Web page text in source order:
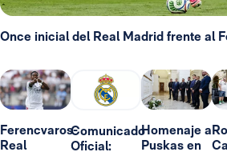
Once inicial del Real Madrid frente al
Ferencvaros-
Real
Comunicado
Oficial:
Homenaje a
Puskas en